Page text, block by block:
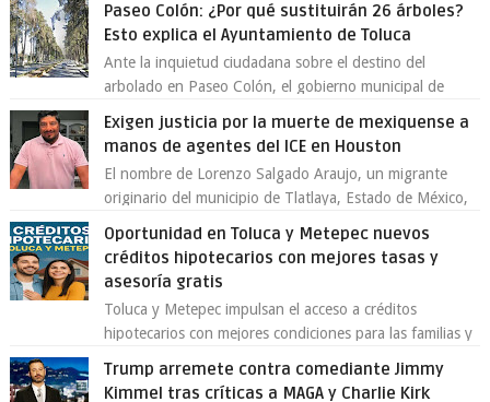
Paseo Colón: ¿Por qué sustituirán 26 árboles?
Esto explica el Ayuntamiento de Toluca
Ante la inquietud ciudadana sobre el destino del
arbolado en Paseo Colón, el gobierno municipal de
Exigen justicia por la muerte de mexiquense a
manos de agentes del ICE en Houston
El nombre de Lorenzo Salgado Araujo, un migrante
originario del municipio de Tlatlaya, Estado de México,
Oportunidad en Toluca y Metepec nuevos
créditos hipotecarios con mejores tasas y
asesoría gratis
Toluca y Metepec impulsan el acceso a créditos
hipotecarios con mejores condiciones para las familias y
Trump arremete contra comediante Jimmy
Kimmel tras críticas a MAGA y Charlie Kirk